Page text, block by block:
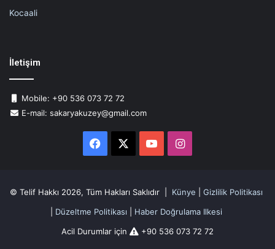
Kocaali
İletişim
Mobile: +90 536 073 72 72
E-mail: sakaryakuzey@gmail.com
Facebook YouTubeInstagram
© Telif Hakkı 2026, Tüm Hakları Saklıdır | Künye
Gizlilik Politikası
Düzeltme Politikası
Haber Doğrulama Ilkesi
Acil Durumlar için
+90 536 073 72 72